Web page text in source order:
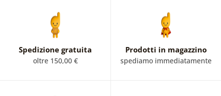
Spedizione gratuita
oltre 150,00 €
Prodotti in magazzino
spediamo immediatamente